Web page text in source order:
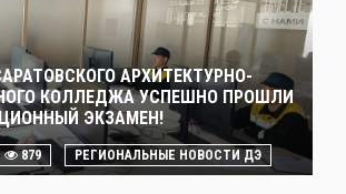
АРХИТЕКТУРНО-
КОЛЛЕДЖА УСПЕШНО ПРОШЛИ
ЭКЗАМЕН!
879 РЕГИОНАЛЬНЫЕ НОВОСТИ ДЭ